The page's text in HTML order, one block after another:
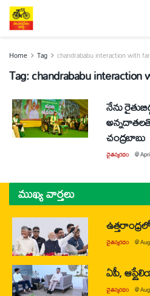
Home Tag chandrababu interaction with
Tag:chandrababu interaction
నేను
చంద్రబాబు
చైతన్యరధం @
ముఖ్య వార్తలు
చైతన్యరధం @
ఏపీ,
చైతన్యరధం @